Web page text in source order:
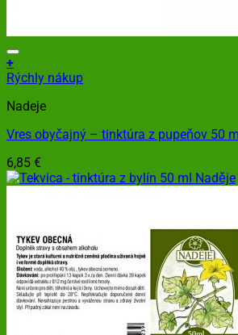
+
Rýchly nákup
Nadeje
Vres obyčajný – tinktúra z pupeňov 50
6,85 €